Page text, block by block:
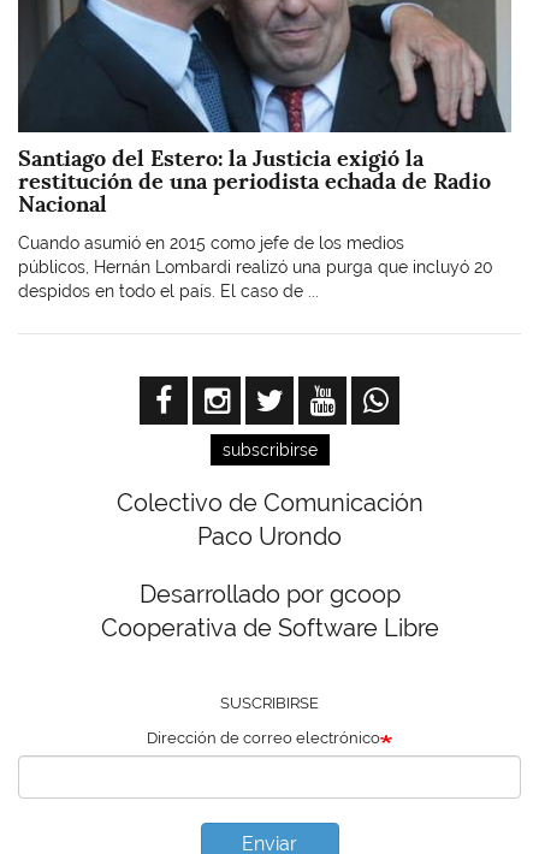
Santiago del Estero: la Justicia exigió la
restitución de una periodista echada de Radio
Nacional
Cuando asumió en 2015 como jefe de los medios
públicos, Hernán Lombardi realizó una purga que incluyó 20
despidos en todo el país. El caso de ...
subscribirse
Colectivo de Comunicación
Paco Urondo
Desarrollado por gcoop
Cooperativa de Software Libre
SUSCRIBIRSE
Dirección de correo electrónico
Enviar